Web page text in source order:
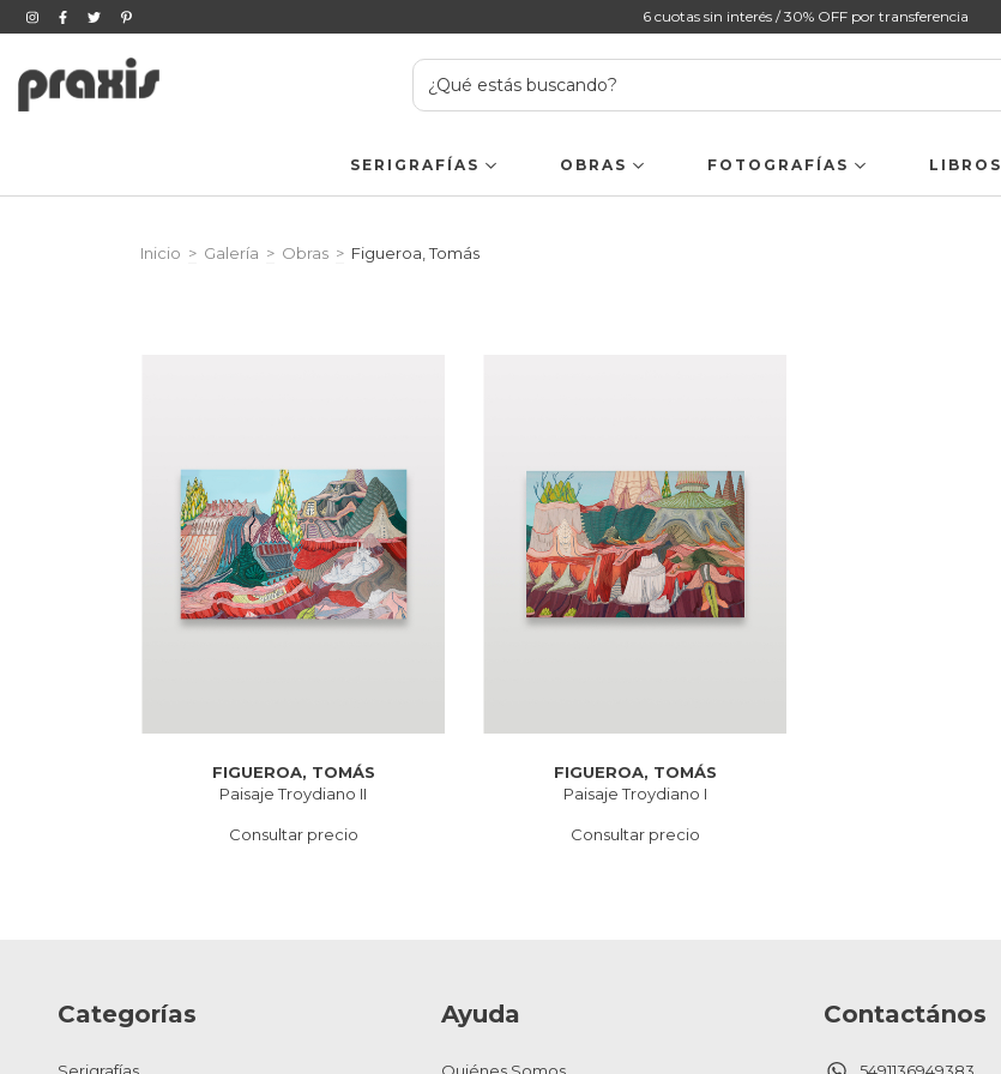
6 cuotas sin interés / 30% OFF por transferencia
SERIGRAFÍAS OBRAS FOTOGRAFÍAS LIBROS
Inicio > Galería > Obras > Figueroa, Tomás
FIGUEROA, TOMÁS
Paisaje Troydiano II
Consultar precio
FIGUEROA, TOMÁS
Paisaje Troydiano I
Consultar precio
Categorías Ayuda Contactános